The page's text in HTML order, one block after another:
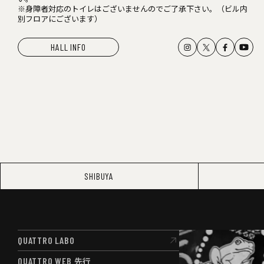
※身障者対応のトイレはございませんのでご了承下さい。（ビル内
別フロアにございます）
HALL INFO
SHIBUYA
QUATTRO LABO
QUATTRO LABO
QUATTRO WEB 先行